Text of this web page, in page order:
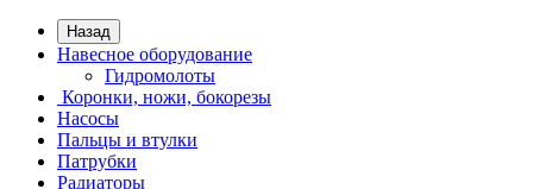
Назад
Навесное оборудование
Гидромолоты
Коронки, ножи, бокорезы
Насосы
Пальцы и втулки
Патрубки
Радиаторы